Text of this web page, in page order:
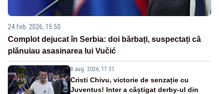
24 feb. 2026, 15:50
Complot dejucat în Serbia: doi bărbați, suspectați că
plănuiau asasinarea lui Vučić
8 aug. 2026, 17:31
Cristi Chivu, victorie de senzație cu
Juventus! Inter a câștigat derby-ul din